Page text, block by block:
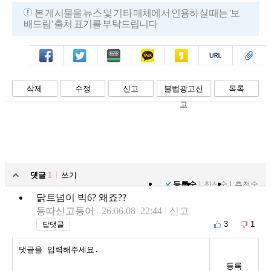
본 게시물을 뉴스 및 기타 매체에서 인용하실 때는 '보
배드림' 출처 표기를 부탁드립니다
페북 트윗 밴드 카톡 카스 복사 스크랩
삭제 수정 신고
불법광고신
고
목록
댓글 1
쓰기
등록순
최신순 추천순
닭트넘이 빅6? 왜죠??
등따신고등어
26.06.08 22:44 신고
답댓글 3 1
등록